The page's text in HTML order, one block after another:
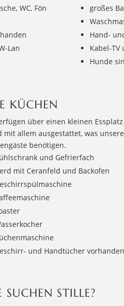
WC, Fön
Lan
großes
Hand-
Kabel-TV
Hunde
KÜCHEN
über einen kleinen
mit allem ausgestattet, was unsere
benötigen.
und Gefrierfach
mit Ceranfeld und Backofen
und Handtücher vorhanden
SUCHEN STILLE?